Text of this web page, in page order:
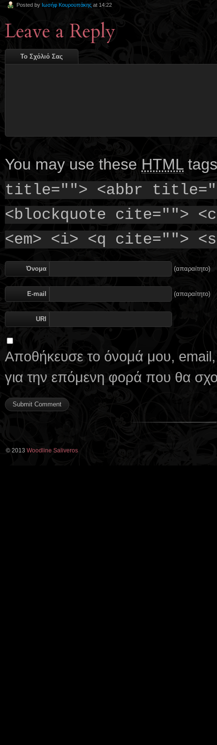
Posted by Ιωσήφ Κουρουπάκης at 14:22
Leave a Reply
Το Σχόλιό Σας
You may use these HTML
title=""> <abbr
<blockquote cite="">
<em> <i> <q cite="">
Όνομα (απαραίτητο)
E-mail (απαραίτητο)
URI
Αποθήκευσε το όνομά μου, email,
για την επόμενη φορά που θα
© 2013 Woodline Saliveros